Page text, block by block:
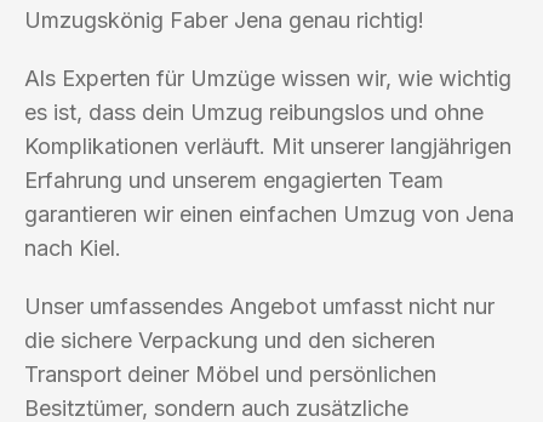
Umzugskönig Faber Jena genau richtig!
Als Experten für Umzüge wissen wir, wie wichtig
es ist, dass dein Umzug reibungslos und ohne
Komplikationen verläuft. Mit unserer langjährigen
Erfahrung und unserem engagierten Team
garantieren wir einen einfachen Umzug von Jena
nach Kiel.
Unser umfassendes Angebot umfasst nicht nur
die sichere Verpackung und den sicheren
Transport deiner Möbel und persönlichen
Besitztümer, sondern auch zusätzliche